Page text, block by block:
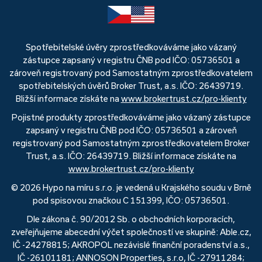
Spotřebitelské úvěry zprostředkováváme jako vázaný
zástupce zapsaný v registru ČNB pod IČO: 05736501 a
zároveň registrovaný pod Samostatným zprostředkovatelem
spotřebitelských úvěrů Broker Trust, a.s. IČO: 26439719.
Bližší informace získáte na www.brokertrust.cz/pro-klienty
Pojistné produkty zprostředkováváme jako vázaný zástupce
zapsaný v registru ČNB pod IČO: 05736501 a zároveň
registrovaný pod Samostatným zprostředkovatelem Broker
Trust, a.s. IČO: 26439719. Bližší informace získáte na
www.brokertrust.cz/pro-klienty
© 2026 Hypo na míru s.r.o. je vedená u Krajského soudu v Brně
pod spisovou značkou C 151399, IČO: 05736501.
Dle zákona č. 90/2012 Sb. o obchodních korporacích,
zveřejňujeme abecední výčet společností ve skupině: Able.cz,
IČ -24278815; AKROPOL nezávislé finanční poradenství a.s.,
IČ -26101181; ANNOSON Properties, s.r.o, IČ -27911284;